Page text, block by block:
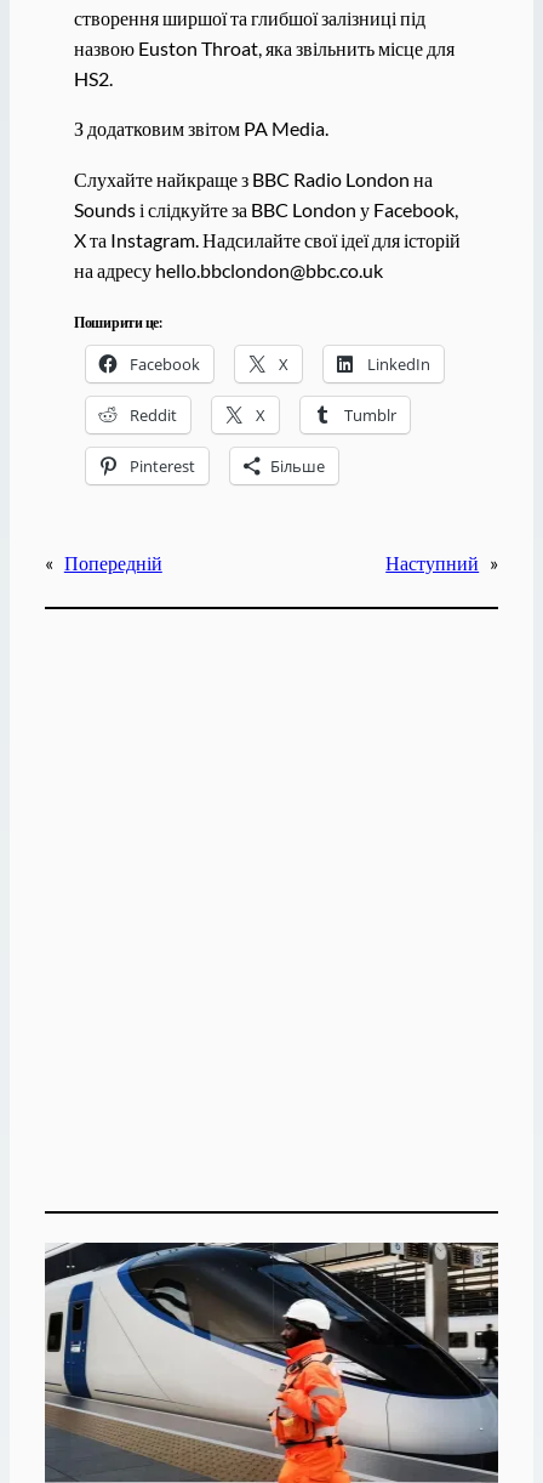
створення ширшої та глибшої залізниці під
назвою Euston Throat, яка звільнить місце для
HS2.
З додатковим звітом PA Media.
Слухайте найкраще з BBC Radio London на
Sounds і слідкуйте за BBC London у Facebook,
X та Instagram. Надсилайте свої ідеї для історій
на адресу hello.bbclondon@bbc.co.uk
Поширити це:
Facebook X LinkedIn
Reddit X Tumblr
Pinterest Більше
« Попередній Наступний »